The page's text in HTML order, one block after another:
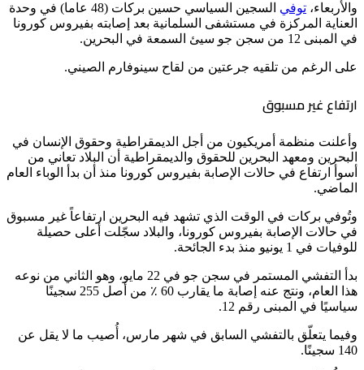
والأربعاء، توفي
السجين السياسي حسين بركات (48 عاما) في وحدة
العناية المركزة في مستشفى السلمانية بعد إصابته بفيروس كورونا
في المبنى 12 من سجن جو سيئ السمعة في البحرين.
على الرغم من تلقيه جرعتين من لقاح سينوفارم الصيني.
ارتفاع غير مسبوق
وأعلنت منظمة أمريكيون من أجل الديمقراطية وحقوق الإنسان في
البحرين ومعهد البحرين للحقوق والديمقراطية أن البلاد تعاني من
أسوأ ارتفاع في حالات الإصابة بفيروس كورونا منذ أن بدأ الوباء العام
الماضي.
وتُوفي بركات في الوقت الذي تشهد فيه البحرين ارتفاعاً غير مسبوق
في حالات الإصابة بفيروس كورونا، والبلاد سجّلت أعلى حصيلة
للوفيات في 1 يونيو منذ بدء الجائحة.
بدأ التفشي المستمر في سجن جو في 22 مايو، وهو الثاني من نوعه
هذا العام، ونتج عنه إصابة ما يقارب 60 ٪ من أصل 255 سجينًا
سياسيًا في المبنى رقم 12.
وفيما يتعلّق بالتفشي السابق في شهر مارس، أُصيب ما لا يقل عن
140 سجينًا.